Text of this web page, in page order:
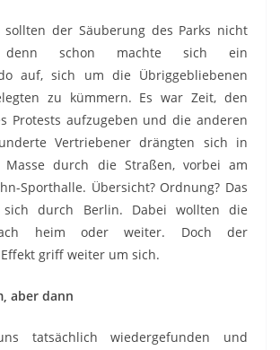
der Säuberung des Parks nicht
denn schon machte sich ein
auf, sich um die Übriggebliebenen
zu kümmern. Es war Zeit, den
Protests aufzugeben und die anderen
Vertriebener drängten sich in
durch die Straßen, vorbei am
Sporthalle. Übersicht? Ordnung? Das
sich durch Berlin. Dabei wollten die
heim oder weiter. Doch der
griff weiter um sich.
aber dann
tatsächlich wiedergefunden und